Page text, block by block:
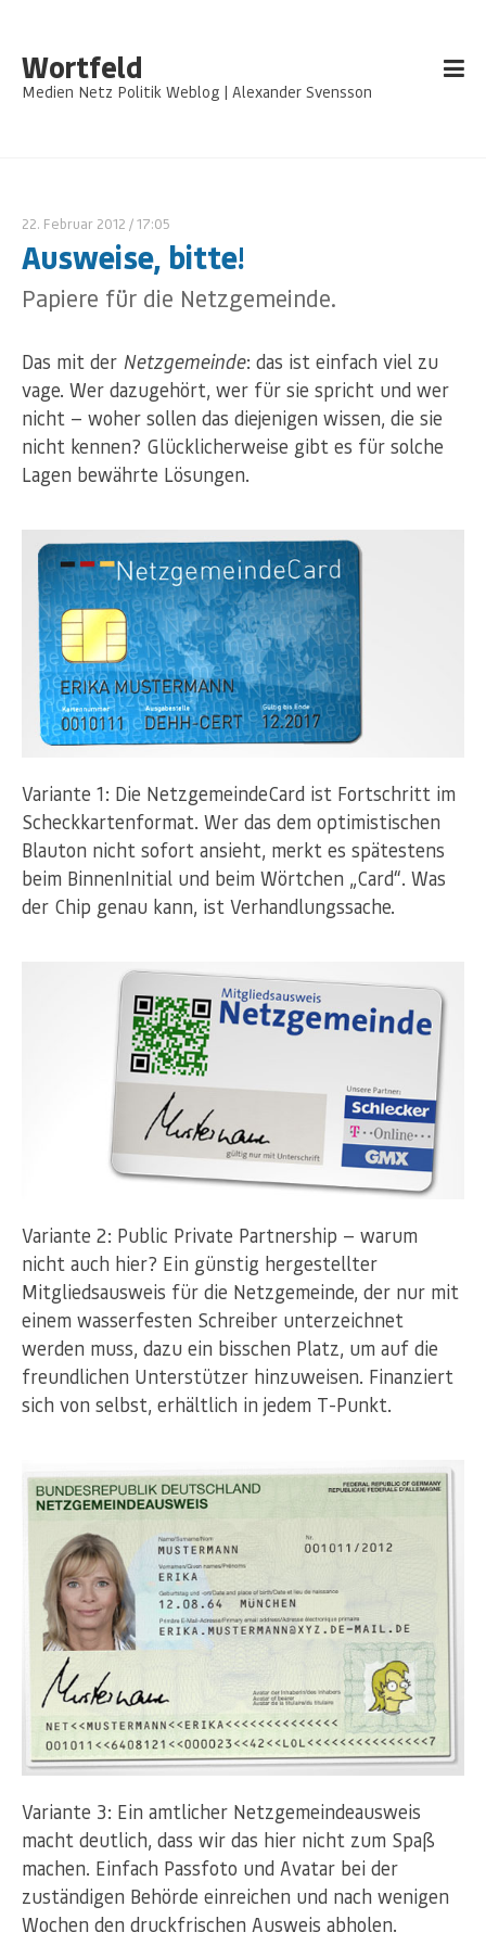
Wortfeld
Medien Netz Politik Weblog | Alexander Svensson
22. Februar 2012 / 17:05
Ausweise, bitte!
Papiere für die Netzgemeinde.
Das mit der Netzgemeinde: das ist einfach viel zu
vage. Wer dazugehört, wer für sie spricht und wer
nicht — woher sollen das diejenigen wissen, die sie
nicht kennen? Glücklicherweise gibt es für solche
Lagen bewährte Lösungen.
Variante 1: Die NetzgemeindeCard ist Fortschritt im
Scheckkartenformat. Wer das dem optimistischen
Blauton nicht sofort ansieht, merkt es spätestens
beim BinnenInitial und beim Wörtchen „Card“. Was
der Chip genau kann, ist Verhandlungssache.
Variante 2: Public Private Partnership — warum
nicht auch hier? Ein günstig hergestellter
Mitgliedsausweis für die Netzgemeinde, der nur mit
einem wasserfesten Schreiber unterzeichnet
werden muss, dazu ein bisschen Platz, um auf die
freundlichen Unterstützer hinzuweisen. Finanziert
sich von selbst, erhältlich in jedem T-Punkt.
Variante 3: Ein amtlicher Netzgemeindeausweis
macht deutlich, dass wir das hier nicht zum Spaß
machen. Einfach Passfoto und Avatar bei der
zuständigen Behörde einreichen und nach wenigen
Wochen den druckfrischen Ausweis abholen.